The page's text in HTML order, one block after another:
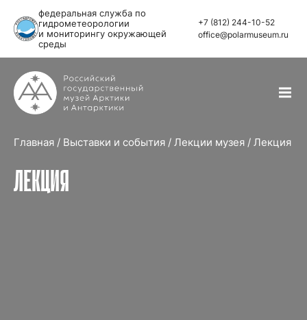
федеральная служба по
гидрометеорологии
и мониторингу окружающей
среды
+7 (812) 244-10-52
office@polarmuseum.ru
Главная / Выставки и события / Лекции музея / Лекция
ЛЕКЦИЯ